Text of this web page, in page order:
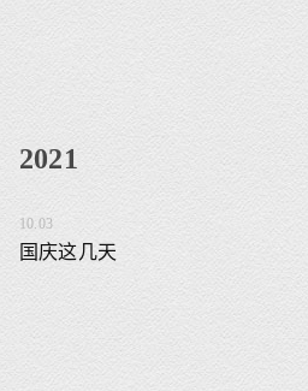
2021
10.03
国庆这几天